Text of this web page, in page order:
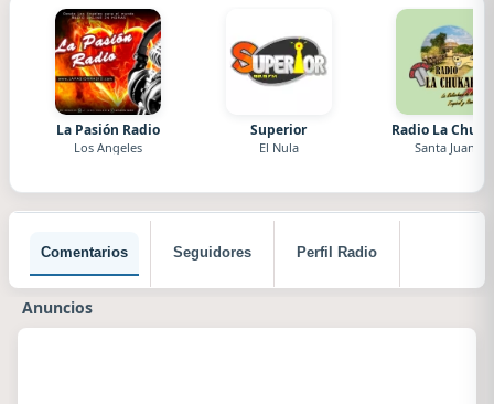
La Pasión Radio
Los Angeles
Superior
El Nula
Radio La
Santa Juana
Comentarios Seguidores Perfil Radio
Anuncios